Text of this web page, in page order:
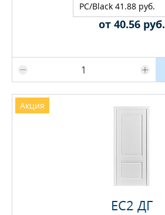
PC/Black 41.88 руб.
от 40.56 руб.
Акция
EC2 ДГ